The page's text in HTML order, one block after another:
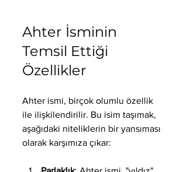
Ahter İsminin
Temsil Ettiği
Özellikler
Ahter ismi, birçok olumlu özellik
ile ilişkilendirilir. Bu isim taşımak,
aşağıdaki niteliklerin bir yansıması
olarak karşımıza çıkar: